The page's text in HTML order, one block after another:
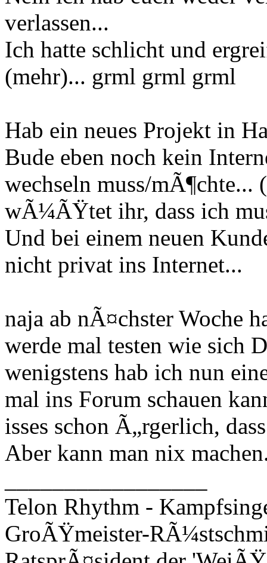
verlassen...
Ich hatte schlicht und
(mehr)... grml grml grml
Hab ein neues Projekt in
Bude eben noch kein
wechseln muss/
wÃ¼ÃŸtet ihr, dass ich
Und bei einem neuen
nicht privat ins Internet...
naja ab nÃ¤chster Woche
werde mal testen wie sich
wenigstens hab ich nun
mal ins Forum schauen
isses schon Ã„rgerlich,
Aber kann man nix
Telon Rhythm -
GroÃŸmeister-